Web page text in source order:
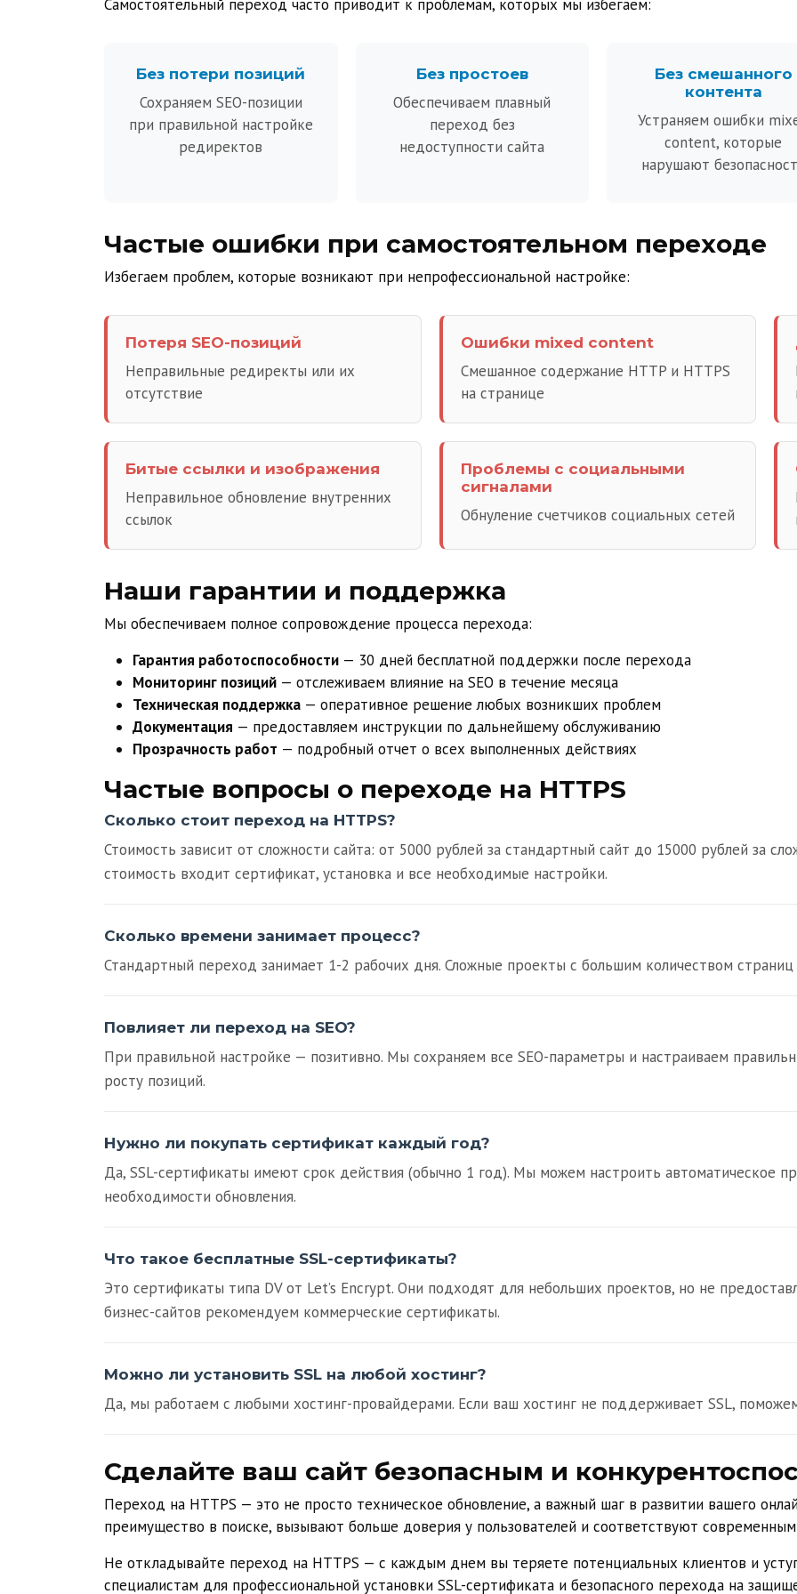
Самостоятельный переход часто приводит к проблемам, которых мы избегаем:
Без потери позиций
Сохраняем SEO-позиции
при правильной настройке
редиректов
Без простоев
Обеспечиваем плавный
переход без
недоступности сайта
Без смешанного
контента
Устраняем ошибки
content, которые
нарушают
Частые ошибки при самостоятельном переходе
Избегаем проблем, которые возникают при непрофессиональной настройке:
Потеря SEO-позиций
Неправильные редиректы или их
отсутствие
Ошибки mixed content
Смешанное содержание HTTP и HTTPS
на странице
Битые ссылки и изображения
Неправильное обновление внутренних
ссылок
Проблемы с социальными
сигналами
Обнуление счетчиков социальных сетей
Наши гарантии и поддержка
Мы обеспечиваем полное сопровождение процесса перехода:
Гарантия работоспособности — 30 дней бесплатной поддержки после перехода
Мониторинг позиций — отслеживаем влияние на SEO в течение месяца
Техническая поддержка — оперативное решение любых возникших проблем
Документация — предоставляем инструкции по дальнейшему обслуживанию
Прозрачность работ — подробный отчет о всех выполненных действиях
Частые вопросы о переходе на HTTPS
Сколько стоит переход на HTTPS?
Стоимость зависит от сложности сайта: от 5000 рублей за стандартный сайт до 15000 рублей за
стоимость входит сертификат, установка и все необходимые настройки.
Сколько времени занимает процесс?
Стандартный переход занимает 1-2 рабочих дня. Сложные проекты с большим количеством
Повлияет ли переход на SEO?
При правильной настройке — позитивно. Мы сохраняем все SEO-параметры и настраиваем
росту позиций.
Нужно ли покупать сертификат каждый год?
Да, SSL-сертификаты имеют срок действия (обычно 1 год). Мы можем настроить автоматическое
необходимости обновления.
Что такое бесплатные SSL-сертификаты?
Это сертификаты типа DV от Let’s Encrypt. Они подходят для небольших проектов, но не
бизнес-сайтов рекомендуем коммерческие сертификаты.
Можно ли установить SSL на любой хостинг?
Да, мы работаем с любыми хостинг-провайдерами. Если ваш хостинг не поддерживает SSL,
Сделайте ваш сайт безопасным и
Переход на HTTPS — это не просто техническое обновление, а важный шаг в развитии вашего
преимущество в поиске, вызывают больше доверия у пользователей и соответствуют
Не откладывайте переход на HTTPS — с каждым днем вы теряете потенциальных клиентов и
специалистам для профессиональной установки SSL-сертификата и безопасного перехода на